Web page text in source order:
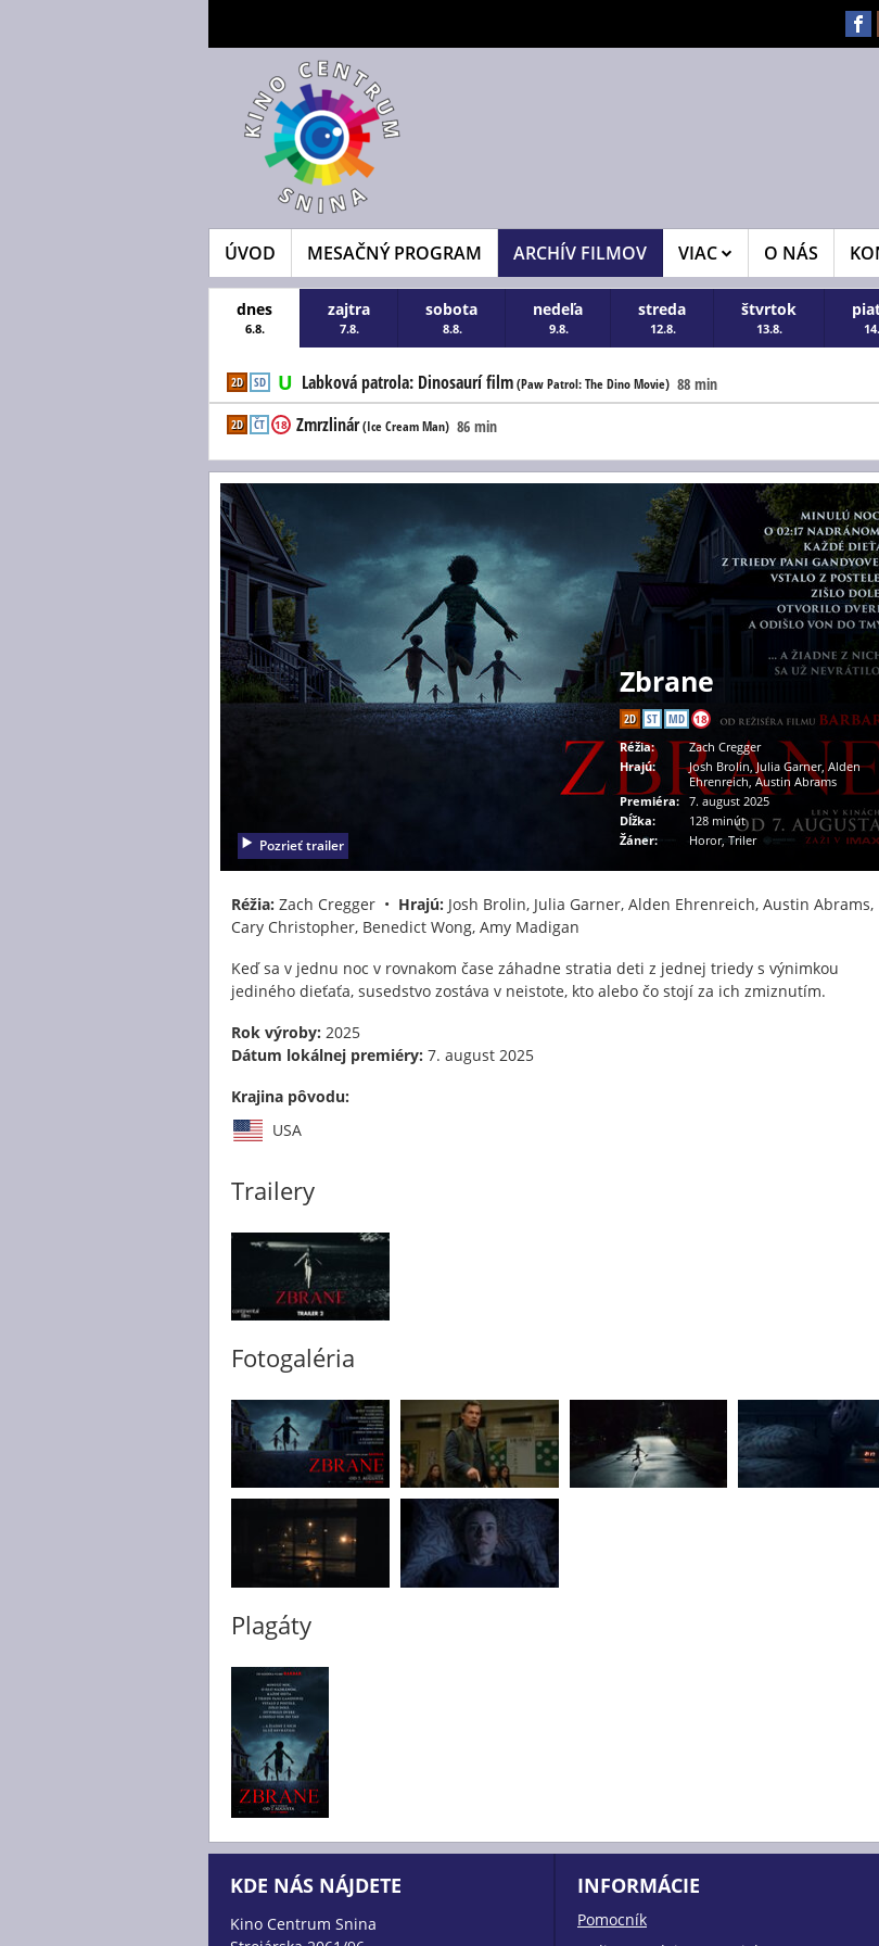
ÚVOD MESAČNÝ PROGRAM ARCHÍV FILMOV VIAC O NÁS
dnes
6.8.
zajtra
7.8.
sobota
8.8.
nedeľa
9.8.
streda
12.8.
štvrtok
13.8.
Labková patrola: Dinosaurí film(Paw Patrol: The Dino Movie) 88 min
2D SD
Zmrzlinár(Ice Cream Man) 86 min
2D ČT 18
Pozrieť trailer
Zbrane
2D ST MD 18
Réžia:
Zach Cregger
Hrajú:
Josh Brolin, Julia Garner, Alden
Ehrenreich, Austin Abrams
Premiéra: 7. august 2025
Dĺžka:
128 minút
Žáner:
Horor, Triler
Réžia: Zach Cregger • Hrajú: Josh Brolin, Julia Garner, Alden Ehrenreich, Austin Abrams,
Cary Christopher, Benedict Wong, Amy Madigan
Keď sa v jednu noc v rovnakom čase záhadne stratia deti z jednej triedy s výnimkou
jediného dieťaťa, susedstvo zostáva v neistote, kto alebo čo stojí za ich zmiznutím.
Rok výroby: 2025
Dátum lokálnej premiéry: 7. august 2025
Krajina pôvodu:
USA
Trailery
Fotogaléria
Plagáty
KDE NÁS NÁJDETE
Kino Centrum Snina
INFORMÁCIE
Pomocník